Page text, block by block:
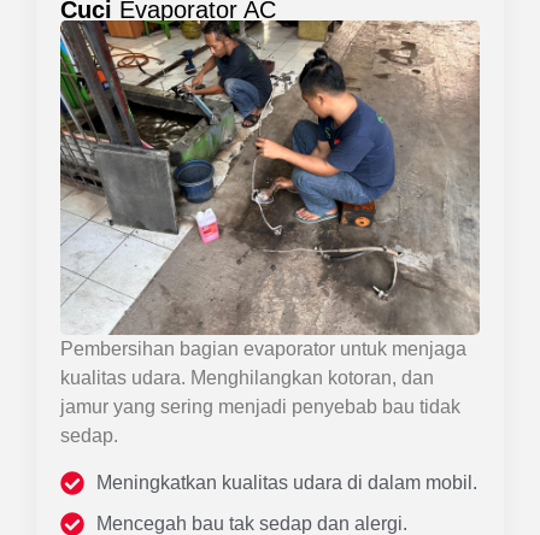
Cuci Evaporator AC
Pembersihan bagian evaporator untuk menjaga
kualitas udara. Menghilangkan kotoran, dan
jamur yang sering menjadi penyebab bau tidak
sedap.
Meningkatkan kualitas udara di dalam mobil.
Mencegah bau tak sedap dan alergi.